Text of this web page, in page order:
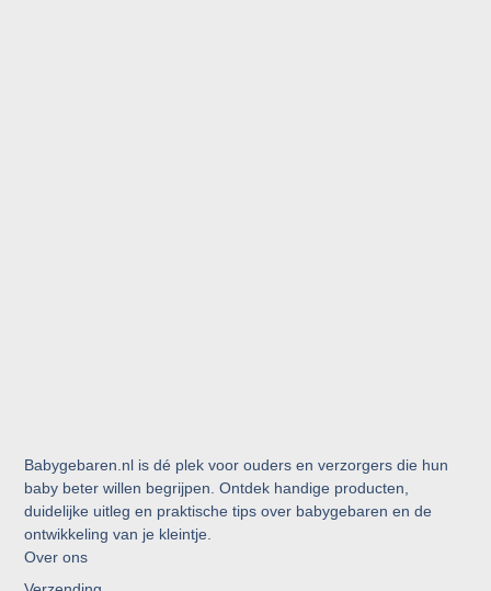
Babygebaren.nl is dé plek voor ouders en verzorgers die hun
baby beter willen begrijpen. Ontdek handige producten,
duidelijke uitleg en praktische tips over babygebaren en de
ontwikkeling van je kleintje.
Over ons